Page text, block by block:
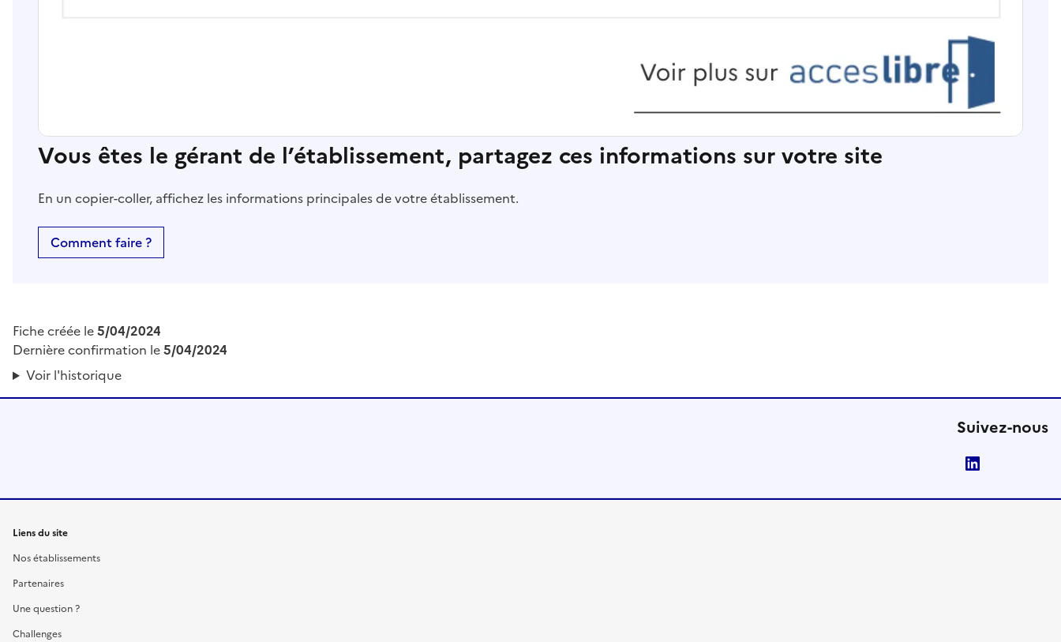
Vous êtes le gérant de l’établissement, partagez ces informations sur votre site
En un copier-coller, affichez les informations principales de votre établissement.
Comment faire ?
Fiche créée le5/04/2024
Dernière confirmation le5/04/2024
Voir l'historique
Suivez-nous
Liens du site
Nos établissements
Partenaires
Une question ?
Challenges